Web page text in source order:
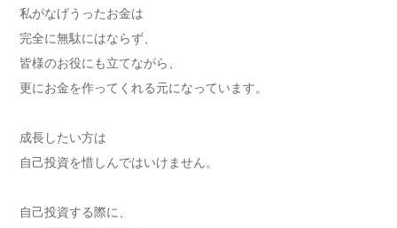
私がなげうったお金は
完全に無駄にはならず、
皆様のお役にも立てながら、
更にお金を作ってくれる元になっています。
成長したい方は
自己投資を惜しんではいけません。
自己投資する際に、